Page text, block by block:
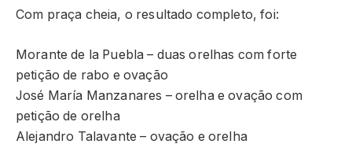
Com praça cheia, o resultado completo, foi:
Morante de la Puebla – duas orelhas com forte
petição de rabo e ovação
José María Manzanares – orelha e ovação com
petição de orelha
Alejandro Talavante – ovação e orelha